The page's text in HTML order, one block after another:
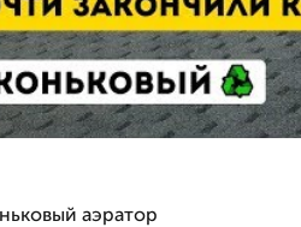
аэратор